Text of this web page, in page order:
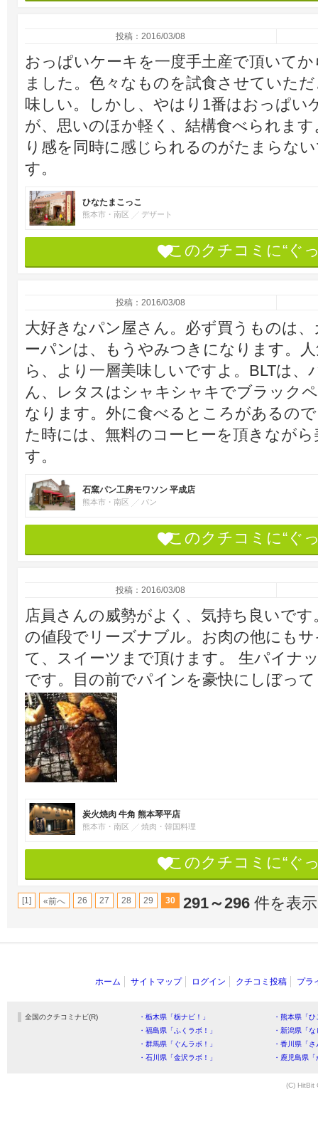
投稿：2016/03/08
おっぱいケーキを一度手土産で頂いて
ました。色々なものを試食させていた
味しい。しかし、やはり1番はおっぱい
が、思いのほか軽く、結構食べられま
り感を同時に感じられるのがたまらな
す。
ひなたまこっこ
熊本市・南区 デザート
このクチコミに“ぐ
投稿：2016/03/08
大好きなパン屋さん。必ず買うものは
ーパンは、もうやみつきになります。
ら、より一層美味しいですよ。BLTは
ん、レタスはシャキシャキでブラック
なります。外に食べるところがあるの
た時には、無料のコーヒーを頂きなが
す。
石窯パン工房モワソン 平成店
熊本市・南区 パン
このクチコミに“ぐ
投稿：2016/03/08
店員さんの威勢がよく、気持ち良いで
の値段でリーズナブル。お肉の他にも
て、スイーツまで頂けます。 生パイナ
です。目の前でパインを豪快にしぼっ
炭火焼肉 牛角 熊本琴平店
熊本市・南区 焼肉・韓国料理
このクチコミに“ぐ
[1] «前へ 26 27 28 29 30 291～296 件を表
ホーム サイトマップ ログイン クチコミ投稿 プラ
全国のクチコミナビ(R) ・栃木県「栃ナビ！」
・熊本県「
・福島県「ふくラボ！」
・新潟県「
・群馬県「ぐんラボ！」
・香川県「
・石川県「金沢ラボ！」
・鹿児島県
(C) HitBit